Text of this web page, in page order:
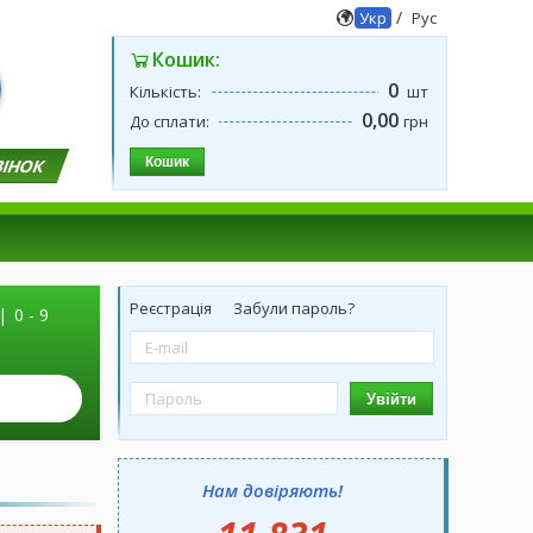
Укр / Рус
Кошик:
Кількість: 0 шт
До сплати:
0,00 грн
Кошик
| 0 - 9
Реєстрація Забули пароль?
Увійти
Нам довіряють!